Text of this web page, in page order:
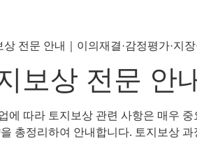
보상 전문 안
에 따라 토지보상 관련 사항은 매우
총정리하여 안내합니다. 토지보상